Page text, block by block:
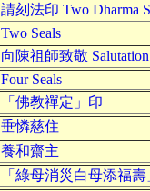
請刻法印 Two Dharma
Two Seals
向陳祖師致敬 Salutation
Four Seals
「佛教禪定」印
垂憐慈住
養和齋主
「綠母消災白母添福壽